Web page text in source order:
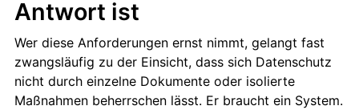
Antwort ist
Wer diese Anforderungen ernst nimmt, gelangt fast
zwangsläufig zu der Einsicht, dass sich Datenschutz
nicht durch einzelne Dokumente oder isolierte
Maßnahmen beherrschen lässt. Er braucht ein System.